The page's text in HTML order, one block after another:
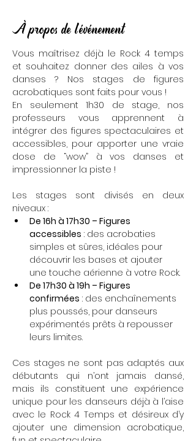
À propos de l'événement
Vous maîtrisez déjà le Rock 4 temps
et souhaitez donner des ailes à vos
danses ? Nos stages de figures
acrobatiques sont faits pour vous !
En seulement 1h30 de stage, nos
professeurs vous apprennent à
intégrer des figures spectaculaires et
accessibles, pour apporter une vraie
dose de “wow” à vos danses et
impressionner la piste !
Les stages sont divisés en deux
niveaux :
De 16h à 17h30 – Figures
accessibles : des acrobaties
simples et sûres, idéales pour
découvrir les bases et ajouter
une touche aérienne à votre Rock.
De 17h30 à 19h – Figures
confirmées : des enchaînements
plus poussés, pour danseurs
expérimentés prêts à repousser
leurs limites.
Ces stages ne sont pas adaptés aux
débutants qui n’ont jamais dansé,
mais ils constituent une expérience
unique pour les danseurs déjà à l’aise
avec le Rock 4 Temps et désireux d’y
ajouter une dimension acrobatique,
fun et spectaculaire.